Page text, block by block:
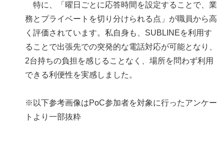
特に、「曜日ごとに応答時間を設定することで、業
務とプライベートを切り分けられる点」が職員から高
く評価されています。私自身も、SUBLINEを利用す
ることで出張先での突発的な電話対応が可能となり、
2台持ちの負担を感じることなく、場所を問わず利用
できる利便性を実感しました。
※以下参考画像はPoC参加者を対象に行ったアンケー
トより一部抜粋